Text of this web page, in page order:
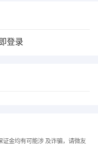
登录
金均有可能涉 及诈骗，请微友